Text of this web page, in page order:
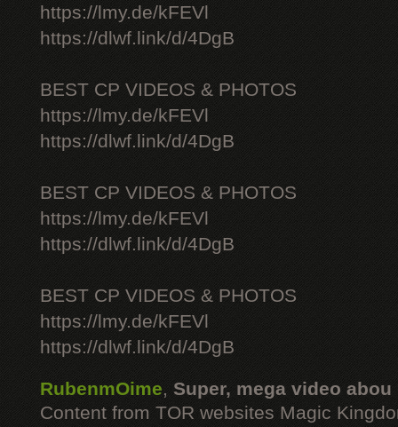
https://lmy.de/kFEVl
https://dlwf.link/d/4DgB
BEST CP VIDEOS & PHOTOS
https://lmy.de/kFEVl
https://dlwf.link/d/4DgB
BEST CP VIDEOS & PHOTOS
https://lmy.de/kFEVl
https://dlwf.link/d/4DgB
BEST CP VIDEOS & PHOTOS
https://lmy.de/kFEVl
https://dlwf.link/d/4DgB
RubenmOime, Super, mega video abou
Content from TOR websites Magic